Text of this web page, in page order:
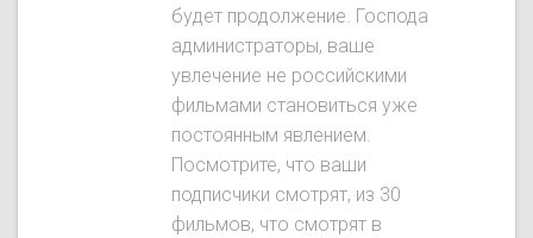
будет продолжение. Господа
администраторы, ваше
увлечение не российскими
фильмами становиться уже
постоянным явлением.
Посмотрите, что ваши
подписчики смотрят, из 30
фильмов, что смотрят в